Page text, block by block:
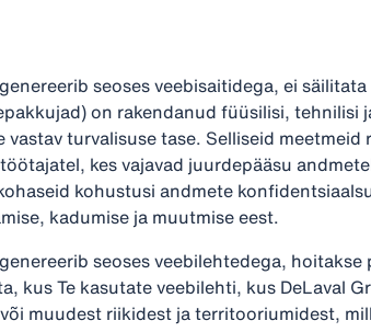
seoses veebisaitidega, ei
on rakendanud füüsilisi,
turvalisuse tase. Selliseid
kes vajavad juurdepääsu
kohustusi andmete
kadumise ja muutmise eest.
seoses veebilehtedega,
kus Te kasutate veebilehti, kus DeLaval
muudest riikidest ja territooriumidest,